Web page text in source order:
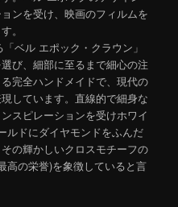
ンを受け、映画のフィルムを
。
ベル エポック・クラウン」
び、細部に至るまで細心の注
完全ハンドメイドで、現代の
しています。直線的で細身な
スピレーションを受けホワイ
ルドにダイヤモンドをふんだ
の輝かしいクロスモチーフの
高の栄誉)を象徴していると言